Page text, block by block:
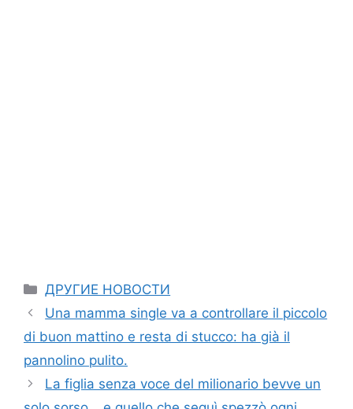
Categories
ДРУГИЕ НОВОСТИ
Una mamma single va a controllare il piccolo
di buon mattino e resta di stucco: ha già il
pannolino pulito.
La figlia senza voce del milionario bevve un